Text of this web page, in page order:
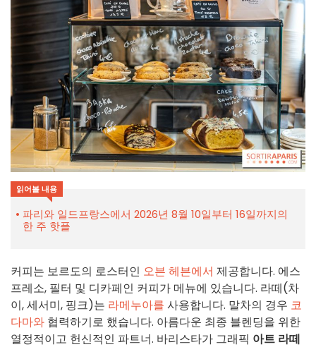
읽어볼 내용
파리와 일드프랑스에서 2026년 8월 10일부터 16일까지의
한 주 핫플
커피는 보르도의 로스터인 오븐 헤븐에서 제공합니다. 에스
프레소, 필터 및 디카페인 커피가 메뉴에 있습니다. 라떼(차
이, 세서미, 핑크)는 라메누아를 사용합니다. 말차의 경우 코
다마와 협력하기로 했습니다. 아름다운 최종 블렌딩을 위한
열정적이고 헌신적인 파트너. 바리스타가 그래픽 아트 라떼